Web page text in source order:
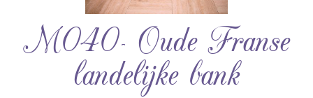
M040- Oude Franse
landelijke bank